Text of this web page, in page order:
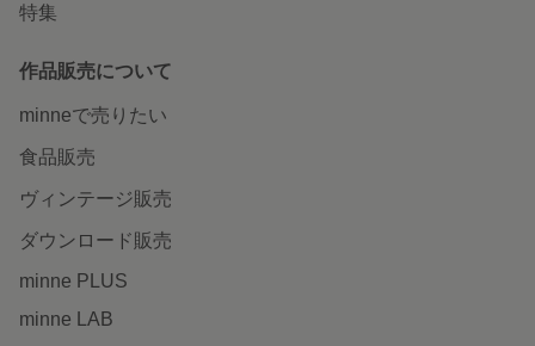
特集
作品販売について
minneで売りたい
食品販売
ヴィンテージ販売
ダウンロード販売
minne PLUS
minne LAB